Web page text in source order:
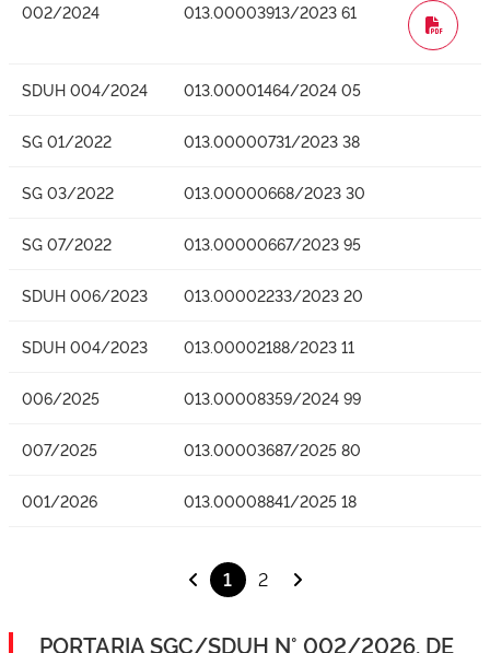
002/2024 013.00003913/2023 61
WORD
SDUH 004/2024 013.00001464/2024 05
SG 01/2022 013.00000731/2023 38
SG 03/2022 013.00000668/2023 30
SG 07/2022 013.00000667/2023 95
SDUH 006/2023 013.00002233/2023 20
SDUH 004/2023 013.00002188/2023 11
006/2025 013.00008359/2024 99
007/2025 013.00003687/2025 80
001/2026 013.00008841/2025 18
1 2
PORTARIA SGC/SDUH N° 002/2026, DE